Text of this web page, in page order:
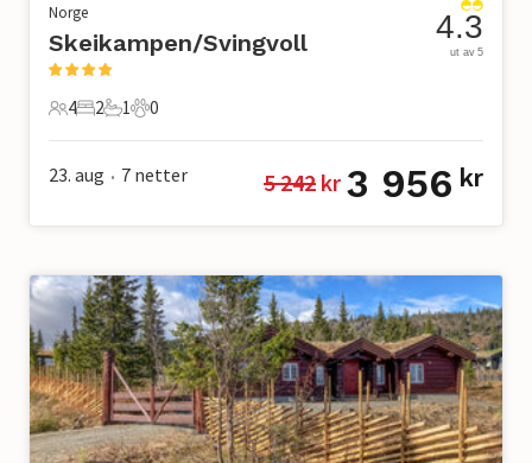
Norge
Skeikampen/Svingvoll
4 Gjester
4
2 Soverom
2
1 Bad
1
0 Kjæledyr
0
4.3
ut av 5
23. aug • 7 netter 5 242 kr 3 956 kr